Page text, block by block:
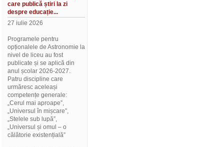
care publică știri la zi
despre educație...
27 iulie 2026
Programele pentru
opționalele de Astronomie la
nivel de liceu au fost
publicate și se aplică din
anul școlar 2026-2027.
Patru discipline care
urmăresc aceleași
competențe generale:
„Cerul mai aproape”,
„Universul în mișcare”,
„Stelele sub lupă”,
„Universul și omul – o
călătorie existențială”